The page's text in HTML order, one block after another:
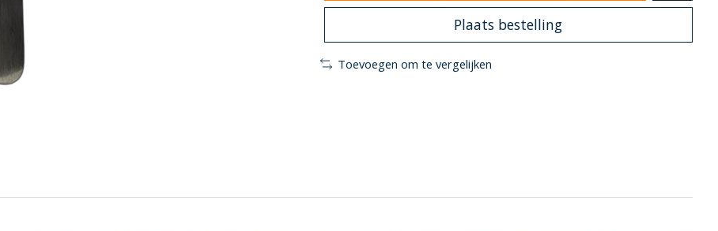
Plaats bestelling
Toevoegen om te vergelijken